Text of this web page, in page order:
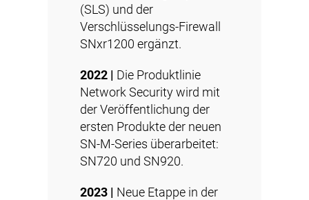
(SLS) und der
Verschlüsselungs-Firewall
SNxr1200 ergänzt.
2022 | Die Produktlinie
Network Security wird mit
der Veröffentlichung der
ersten Produkte der neuen
SN-M-Series überarbeitet:
SN720 und SN920.
2023 | Neue Etappe in der